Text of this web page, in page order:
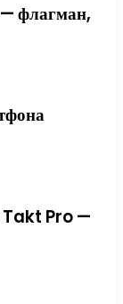
флагман,
Takt Pro —